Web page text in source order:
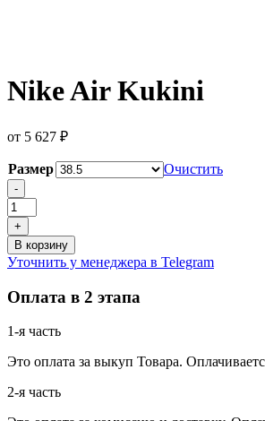
Nike Air Kukini
от 5 627 ₽
Размер
Очистить
Количество
товара
Nike
Air
Kukini
-
+
В корзину
Уточнить у менеджера в Telegram
Оплата в 2 этапа
1-я часть
Это оплата за выкуп Товара.
2-я часть